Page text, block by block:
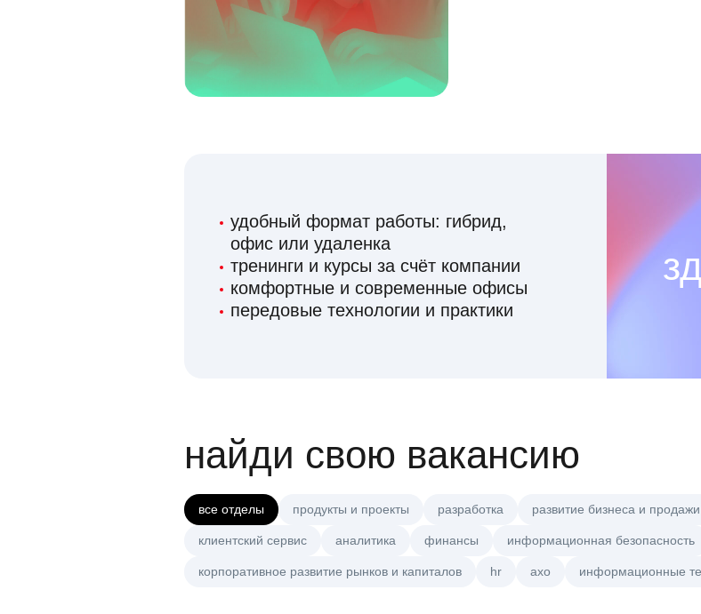
удобный формат работы: гибрид,
офис или удаленка
тренинги и курсы за счёт компании
комфортные и современные офисы
передовые технологии и практики
найди свою вакансию
все отделы продукты и проекты разработка развитие бизнеса и продажи
клиентский сервис аналитика финансы информационная безопасность
корпоративное развитие рынков и капиталов hr axo информационные